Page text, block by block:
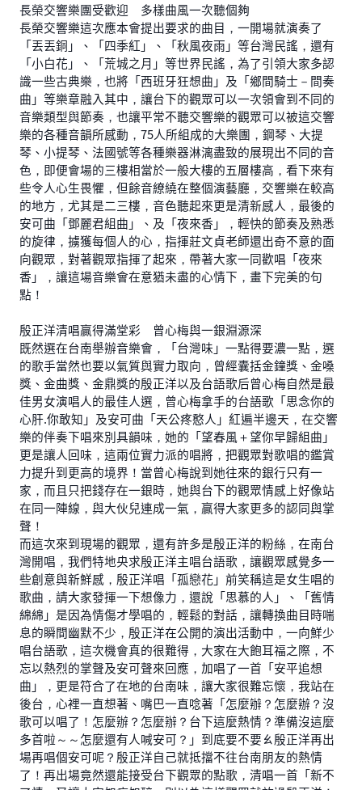
長榮交響樂團受歡迎 多樣曲風一次聽個夠
長榮交響樂這次應本會提出要求的曲目，一開場就演奏了
「丟丟銅」、「四季紅」、「秋風夜雨」等台灣民謠，還有
「小白花」、「荒城之月」等世界民謠，為了引領大家多認
識一些古典樂，也將「西班牙狂想曲」及「鄉間騎士－間奏
曲」等樂章融入其中，讓台下的觀眾可以一次領會到不同的
音樂類型與節奏，也讓平常不聽交響樂的觀眾可以被這交響
樂的各種音韻所感動，75人所組成的大樂團，鋼琴、大提
琴、小提琴、法國號等各種樂器淋漓盡致的展現出不同的音
色，即便會場的三樓相當於一般大樓的五層樓高，看下來有
些令人心生畏懼，但餘音繚繞在整個演藝廳，交響樂在較高
的地方，尤其是二三樓，音色聽起來更是清新感人，最後的
安可曲「鄧麗君組曲」、及「夜來香」，輕快的節奏及熟悉
的旋律，擄獲每個人的心，指揮莊文貞老師還出奇不意的面
向觀眾，對著觀眾指揮了起來，帶著大家一同歡唱「夜來
香」，讓這場音樂會在意猶未盡的心情下，畫下完美的句
點！
殷正洋清唱贏得滿堂彩 曾心梅與一銀淵源深
既然選在台南舉辦音樂會，「台灣味」一點得要濃一點，選
的歌手當然也要以氣質與實力取向，曾經囊括金鐘獎、金嗓
獎、金曲獎、金鼎獎的殷正洋以及台語歌后曾心梅自然是最
佳男女演唱人的最佳人選，曾心梅拿手的台語歌「思念你的
心肝.你敢知」及安可曲「天公疼憨人」紅遍半邊天，在交響
樂的伴奏下唱來別具韻味，她的「望春風＋望你早歸組曲」
更是讓人回味，這兩位實力派的唱將，把觀眾對歌唱的鑑賞
力提升到更高的境界！當曾心梅說到她往來的銀行只有一
家，而且只把錢存在一銀時，她與台下的觀眾情感上好像站
在同一陣線，與大伙兒連成一氣，贏得大家更多的認同與掌
聲！
而這次來到現場的觀眾，還有許多是殷正洋的粉絲，在南台
灣開唱，我們特地央求殷正洋主唱台語歌，讓觀眾感覺多一
些創意與新鮮感，殷正洋唱「孤戀花」前笑稱這是女生唱的
歌曲，請大家發揮一下想像力，還說「思慕的人」、「舊情
綿綿」是因為情傷才學唱的，輕鬆的對話，讓轉換曲目時喘
息的瞬間幽默不少，殷正洋在公開的演出活動中，一向鮮少
唱台語歌，這次機會真的很難得，大家在大飽耳福之際，不
忘以熱烈的掌聲及安可聲來回應，加唱了一首「安平追想
曲」，更是符合了在地的台南味，讓大家很難忘懷，我站在
後台，心裡一直想著、嘴巴一直唸著「怎麼辦？怎麼辦？沒
歌可以唱了！怎麼辦？怎麼辦？台下這麼熱情？準備沒這麼
多首啦～～怎麼還有人喊安可？」到底要不要ㄠ殷正洋再出
場再唱個安可呢？殷正洋自己就抵擋不往台南朋友的熱情
了！再出場竟然還能接受台下觀眾的點歌，清唱一首「新不